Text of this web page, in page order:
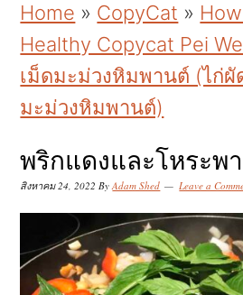
k
i
p
t
p
r
m
k
i
p
t
m
a
n
k
i
p
t
p
r
m
Home » CopyCat »
Healthy Copycat Pei
เม็ดมะม่วงหิมพานต์ (ไก่ผั
มะม่วงหิมพานต์)
พริกแดงและโหระพา
สิงหาคม 24, 2022 ByAdam Shed Leave a